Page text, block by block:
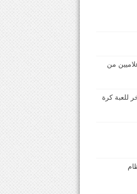
من
للعبة كرة